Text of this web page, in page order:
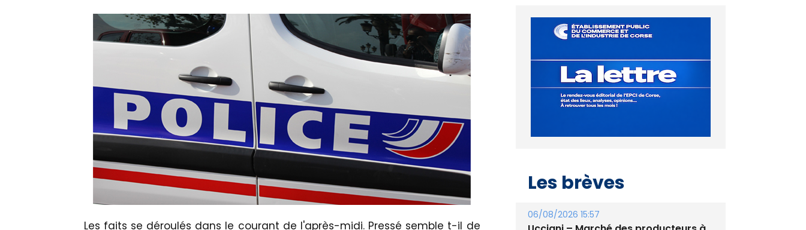
Les faits se déroulés dans le courant de l'après-midi. Pressé semble t-il de
Les brèves
06/08/2026 15:57